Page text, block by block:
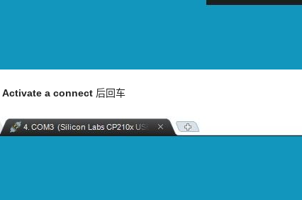
Activate a connect 后回车